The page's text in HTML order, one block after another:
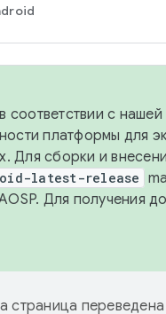
соответствии с
платформы для
Для сборки и
latest-release
Для получения
страница